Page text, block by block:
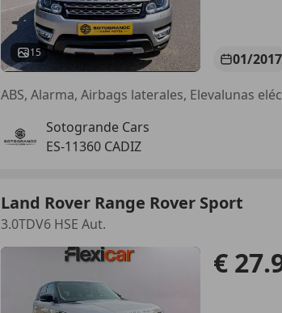
15 01/2017
Sotogrande Cars
ES-11360 CADIZ
Land Rover Range Rover Sport
3.0TDV6 HSE Aut.
€